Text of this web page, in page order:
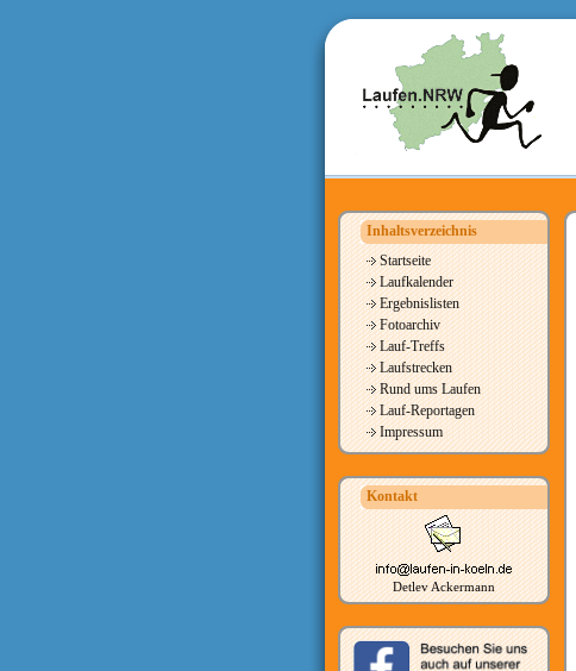
Inhaltsverzeichnis
Startseite
Laufkalender
Ergebnislisten
Fotoarchiv
Lauf-Treffs
Laufstrecken
Rund ums Laufen
Lauf-Reportagen
Impressum
Kontakt
Detlev Ackermann